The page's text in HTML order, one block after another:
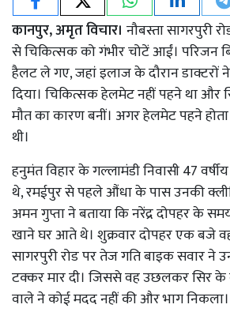
कानपुर, अमृत विचार। नौबस्ता सागरपुरी
से चिकित्सक को गंभीर चोटें आईं। परिजन
हैलट ले गए, जहां इलाज के दौरान डाक्टरों
दिया। चिकित्सक हेलमेट नहीं पहने था और
मौत का कारण बनीं। अगर हेलमेट पहने
थी।
हनुमंत विहार के गल्लामंडी निवासी 47
थे, रमईपुर से पहले औंधा के पास उनकी
अमन गुप्ता ने बताया कि नरेंद्र दोपहर के
खाने घर आते थे। शुक्रवार दोपहर एक बजे
सागरपुरी रोड पर तेज गति बाइक सवार ने
टक्कर मार दी। जिससे वह उछलकर सिर के
वाले ने कोई मदद नहीं की और भाग निकला।